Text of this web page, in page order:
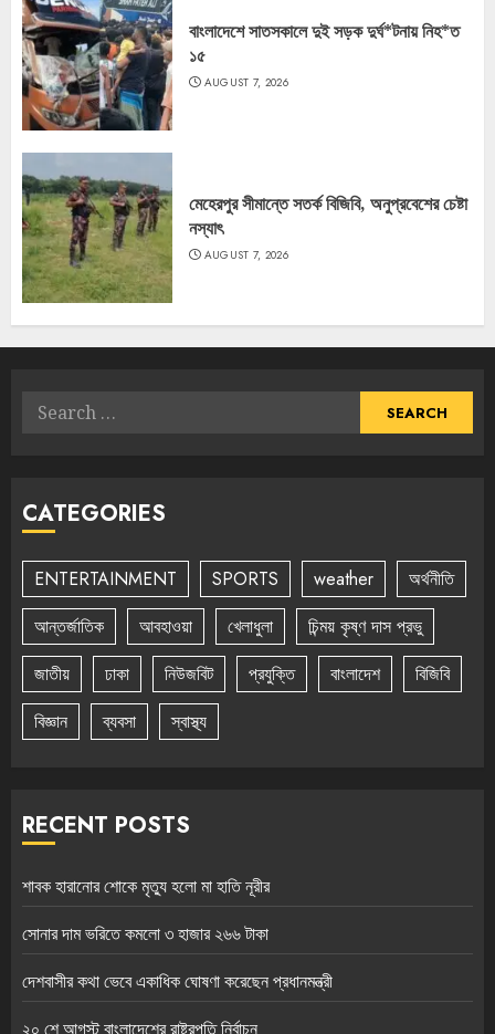
বাংলাদেশে সাতসকালে দুই সড়ক দুর্ঘ*টনায় নিহ*ত
১৫
AUGUST 7, 2026
মেহেরপুর সীমান্তে সতর্ক বিজিবি, অনুপ্রবেশের চেষ্টা
নস্যাৎ
AUGUST 7, 2026
Search
CATEGORIES
ENTERTAINMENT SPORTS weather
অর্থনীতি
আন্তর্জাতিক
আবহাওয়া খেলাধুলা
চিন্ময় কৃষ্ণ দাস প্রভু
জাতীয়
ঢাকা নিউজবিট প্রযুক্তি বাংলাদেশ
বিজিবি
বিজ্ঞান
ব্যবসা স্বাস্থ্য
RECENT POSTS
শাবক হারানোর শোকে মৃত্যু হলো মা হাতি নূরীর
সোনার দাম ভরিতে কমলো ৩ হাজার ২৬৬ টাকা
দেশবাসীর কথা ভেবে একাধিক ঘোষণা করেছেন প্রধানমন্ত্রী
২০ শে আগস্ট বাংলাদেশের রাষ্ট্রপতি নির্বাচন